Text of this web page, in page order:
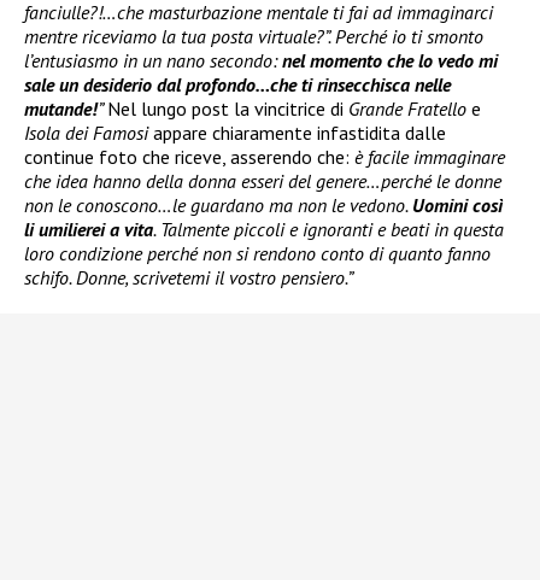
fanciulle?!…che masturbazione mentale ti fai ad immaginarci
mentre riceviamo la tua posta virtuale?”. Perché io ti smonto
l’entusiasmo in un nano secondo:nel momento che lo vedo mi
sale un desiderio dal profondo…che ti rinsecchisca nelle
mutande!”Nel lungo post la vincitrice di Grande Fratello e
Isola dei Famosiappare chiaramente infastidita dalle
continue foto che riceve, asserendo che: è facile immaginare
che idea hanno della donna esseri del genere…perché le donne
non le conoscono…le guardano ma non le vedono. Uomini così
li umilierei a vita. Talmente piccoli e ignoranti e beati in questa
loro condizione perché non si rendono conto di quanto fanno
schifo. Donne, scrivetemi il vostro pensiero.”